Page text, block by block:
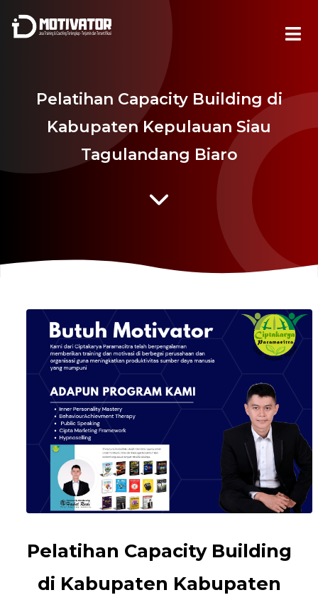
Pelatihan Capacity Building di
Kabupaten Kepulauan Siau
Tagulandang Biaro
Pelatihan Capacity Building
di Kabupaten Kabupaten